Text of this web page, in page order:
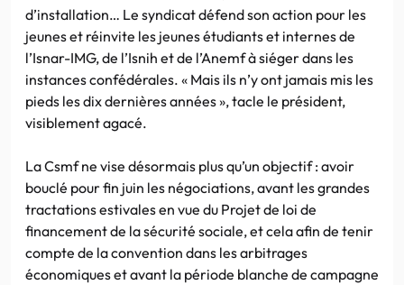
d’installation… Le syndicat défend son action pour les
jeunes et réinvite les jeunes étudiants et internes de
l’Isnar-IMG, de l’Isnih et de l’Anemf à siéger dans les
instances confédérales. « Mais ils n’y ont jamais mis les
pieds les dix dernières années », tacle le président,
visiblement agacé.
La Csmf ne vise désormais plus qu’un objectif : avoir
bouclé pour fin juin les négociations, avant les grandes
tractations estivales en vue du Projet de loi de
financement de la sécurité sociale, et cela afin de tenir
compte de la convention dans les arbitrages
économiques et avant la période blanche de campagne